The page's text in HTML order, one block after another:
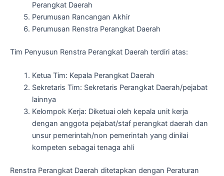
Perangkat Daerah
Perumusan Rancangan Akhir
Perumusan Renstra Perangkat Daerah
Tim Penyusun Renstra Perangkat Daerah terdiri atas:
Ketua Tim: Kepala Perangkat Daerah
Sekretaris Tim: Sekretaris Perangkat Daerah/pejabat
lainnya
Kelompok Kerja: Diketuai oleh kepala unit kerja
dengan anggota pejabat/staf perangkat daerah dan
unsur pemerintah/non pemerintah yang dinilai
kompeten sebagai tenaga ahli
Renstra Perangkat Daerah ditetapkan dengan Peraturan